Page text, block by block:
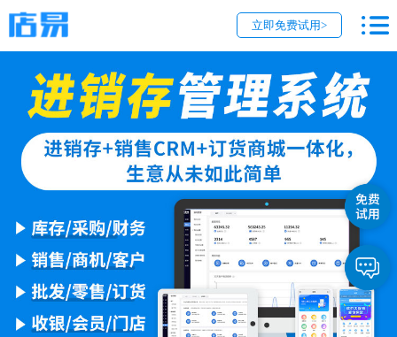
立即免费试用>